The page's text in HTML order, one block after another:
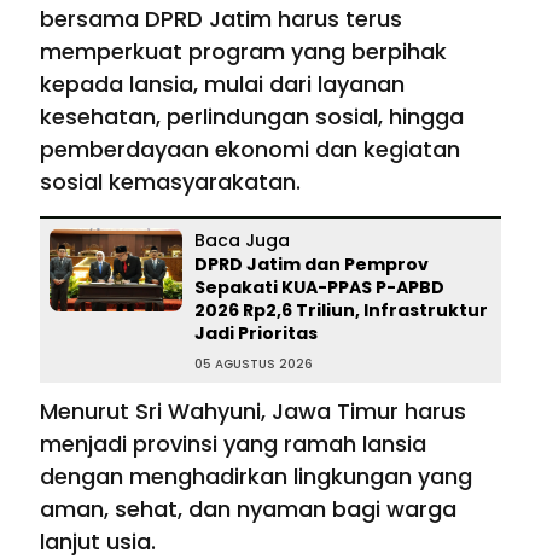
bersama DPRD Jatim harus terus
memperkuat program yang berpihak
kepada lansia, mulai dari layanan
kesehatan, perlindungan sosial, hingga
pemberdayaan ekonomi dan kegiatan
sosial kemasyarakatan.
Baca Juga
DPRD Jatim dan Pemprov
Sepakati KUA-PPAS P-APBD
2026 Rp2,6 Triliun, Infrastruktur
Jadi Prioritas
05 AGUSTUS 2026
Menurut Sri Wahyuni, Jawa Timur harus
menjadi provinsi yang ramah lansia
dengan menghadirkan lingkungan yang
aman, sehat, dan nyaman bagi warga
lanjut usia.